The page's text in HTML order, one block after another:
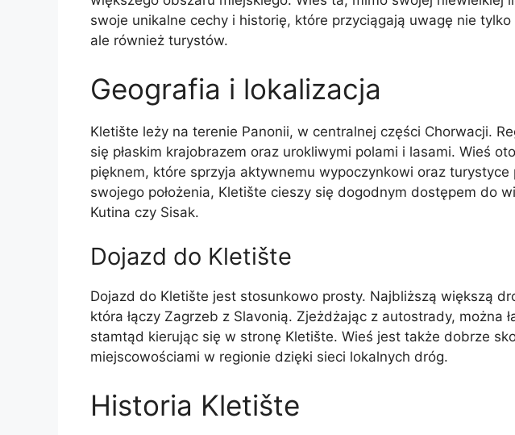
swoje unikalne cechy i historię, które przyciągają uwagę nie
ale również turystów.
Geografia i lokalizacja
Kletište leży na terenie Panonii, w centralnej części Chorwacji.
się płaskim krajobrazem oraz urokliwymi polami i lasami. Wieś
pięknem, które sprzyja aktywnemu wypoczynkowi oraz
swojego położenia, Kletište cieszy się dogodnym dostępem do
Kutina czy Sisak.
Dojazd do Kletište
Dojazd do Kletište jest stosunkowo prosty. Najbliższą większą
która łączy Zagrzeb z Slavonią. Zjeżdżając z autostrady, można
stamtąd kierując się w stronę Kletište. Wieś jest także dobrze
miejscowościami w regionie dzięki sieci lokalnych dróg.
Historia Kletište